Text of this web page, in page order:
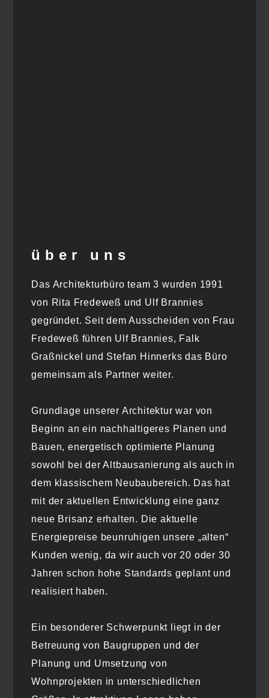
über uns
Das Architekturbüro team 3 wurden 1991
von Rita Fredeweß und Ulf Brannies
gegründet. Seit dem Ausscheiden von Frau
Fredeweß führen Ulf Brannies, Falk
Graßnickel und Stefan Hinnerks das Büro
gemeinsam als Partner weiter.
Grundlage unserer Architektur war von
Beginn an ein nachhaltigeres Planen und
Bauen, energetisch optimierte Planung
sowohl bei der Altbausanierung als auch in
dem klassischem Neubaubereich. Das hat
mit der aktuellen Entwicklung eine ganz
neue Brisanz erhalten. Die aktuelle
Energiepreise beunruhigen unsere „alten“
Kunden wenig, da wir auch vor 20 oder 30
Jahren schon hohe Standards geplant und
realisiert haben.
Ein besonderer Schwerpunkt liegt in der
Betreuung von Baugruppen und der
Planung und Umsetzung von
Wohnprojekten in unterschiedlichen